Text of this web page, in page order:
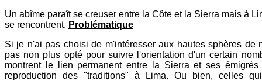
Un abîme paraît se creuser entre la Côte et la Sierra mais à
se rencontrent. Problématique
Si je n'ai pas choisi de m'intéresser aux hautes sphères de
pas non plus opté pour suivre l'orientation d'un certain
montrent le lien permanent entre la Sierra et ses
reproduction des "traditions" à Lima. Ou bien, celles